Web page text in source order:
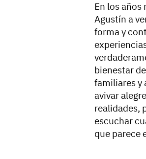
En los años
Agustín a
forma y
bienestar
familiares y
avivar
realidades,
escuchar
que parece